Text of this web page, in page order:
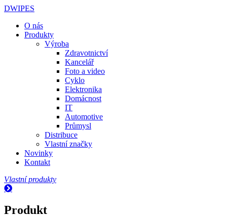
DWIPES
O nás
Produkty
Výroba
Zdravotnictví
Kancelář
Foto a video
Cyklo
Elektronika
Domácnost
IT
Automotive
Průmysl
Distribuce
Vlastní značky
Novinky
Kontakt
Vlastní produkty
Produkt